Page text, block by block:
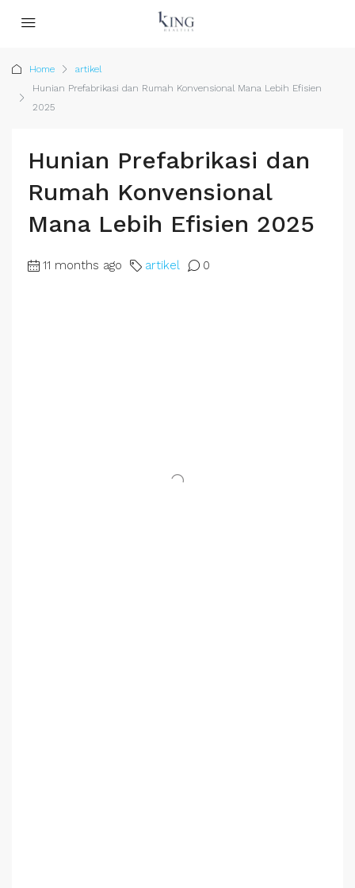
Home
artikel
Hunian Prefabrikasi dan Rumah Konvensional Mana Lebih Efisien
2025
Hunian Prefabrikasi dan
Rumah Konvensional
Mana Lebih Efisien 2025
11 months ago artikel 0